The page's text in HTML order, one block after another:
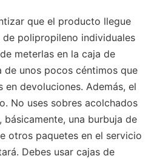
que el producto llegue
polipropileno individuales
meterlas en la caja de
de unos pocos céntimos que
en devoluciones. Además, el
No uses sobres acolchados
básicamente, una burbuja de
otros paquetes en el servicio
Debes usar cajas de